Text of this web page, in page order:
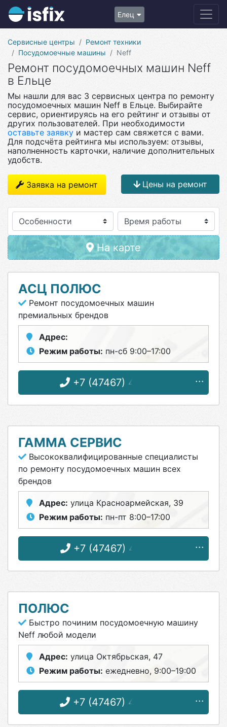
Елец
Сервисные центры
Ремонт техники
Посудомоечные машины
Neff
Ремонт посудомоечных машин Neff
в Ельце
Мы нашли для вас 3 сервисных центра по ремонту
посудомоечных машин Neff в Ельце. Выбирайте
сервис, ориентируясь на его рейтинг и отзывы от
других пользователей. При необходимости
оставьте заявку и мастер сам свяжется с вами.
Для подсчёта рейтинга мы используем: отзывы,
наполненность карточки, наличие дополнительных
удобств.
Заявка на ремонт Цены на ремонт
Особенности
На карте
АСЦ ПОЛЮС
Ремонт посудомоечных машин
премиальных брендов
Адрес:
Режим работы: пн-сб 9:00–17:00
+7 (47467) 4-12-08
ГАММА СЕРВИС
Высококвалифицированные специалисты
по ремонту посудомоечных машин всех
брендов
Адрес: улица Красноармейская, 39
Режим работы: пн-пт 8:00–17:00
+7 (47467) 4-87-31
ПОЛЮС
Быстро починим посудомоечную машину
Neff любой модели
Адрес: улица Октябрьская, 47
Режим работы: ежедневно, 9:00–19:00
+7 (47467) 4-33-17